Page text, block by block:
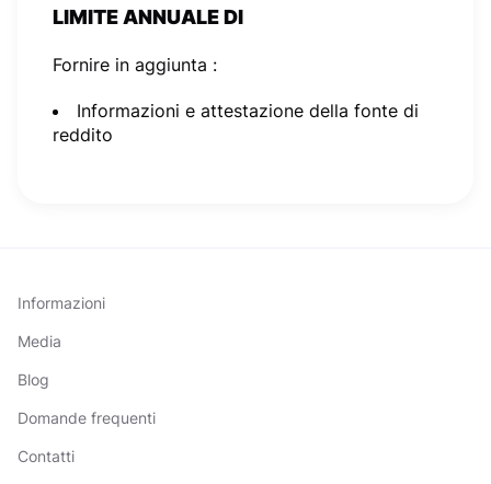
LIMITE ANNUALE DI
Fornire in aggiunta :
Informazioni e attestazione della fonte di
reddito
Informazioni
Media
Blog
Domande frequenti
Contatti